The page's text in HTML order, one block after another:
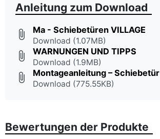
Anleitung zum Download
attach_file Ma - Schiebetüren VILLAGE
Download (1.07MB)
attach_file WARNUNGEN UND TIPPS
Download (1.9MB)
attach_file Montageanleitung – Schiebetür
Download (775.55KB)
Bewertungen der Produkte